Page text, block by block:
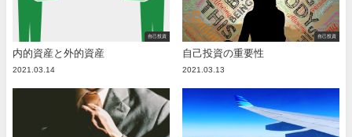
自己投資
内的資産と外的資産
2021.03.14
自己投資
自己投資の重要性
2021.03.13